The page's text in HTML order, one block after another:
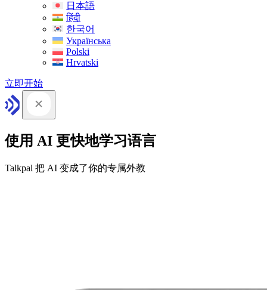
日本語
हिंदी
한국어
Українська
Polski
Hrvatski
立即开始
使用 AI 更快地学习语言
Talkpal 把 AI 变成了你的专属外教